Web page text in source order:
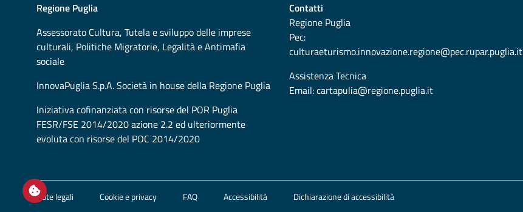
Open / close cookie settings
Regione Puglia
Assessorato Cultura, Tutela e sviluppo delle imprese
culturali, Politiche Migratorie, Legalità e Antimafia
sociale
InnovaPuglia S.p.A. Società in house della Regione Puglia
Iniziativa cofinanziata con risorse del POR Puglia
FESR/FSE 2014/2020 azione 2.2 ed ulteriormente
evoluta con risorse del POC 2014/2020
Contatti
Regione Puglia
Pec:
culturaeturismo.innovazione.regione@pec.rupar.puglia.it
Assistenza Tecnica
Email:cartapulia@regione.puglia.it
Note legali Cookie e privacy FAQ Accessibilità Dichiarazione di accessibilità